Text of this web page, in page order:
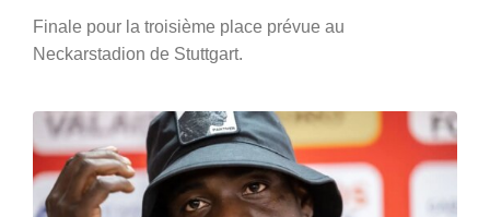
Finale pour la troisième place prévue au
Neckarstadion de Stuttgart.